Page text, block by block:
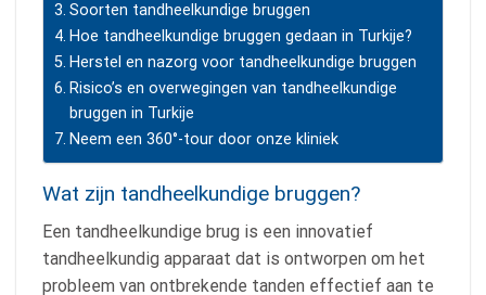
Soorten tandheelkundige bruggen
Hoe tandheelkundige bruggen gedaan in Turkije?
Herstel en nazorg voor tandheelkundige bruggen
Risico’s en overwegingen van tandheelkundige
bruggen in Turkije
Neem een 360°-tour door onze kliniek
Wat zijn tandheelkundige bruggen?
Een tandheelkundige brug is een innovatief
tandheelkundig apparaat dat is ontworpen om het
probleem van ontbrekende tanden effectief aan te